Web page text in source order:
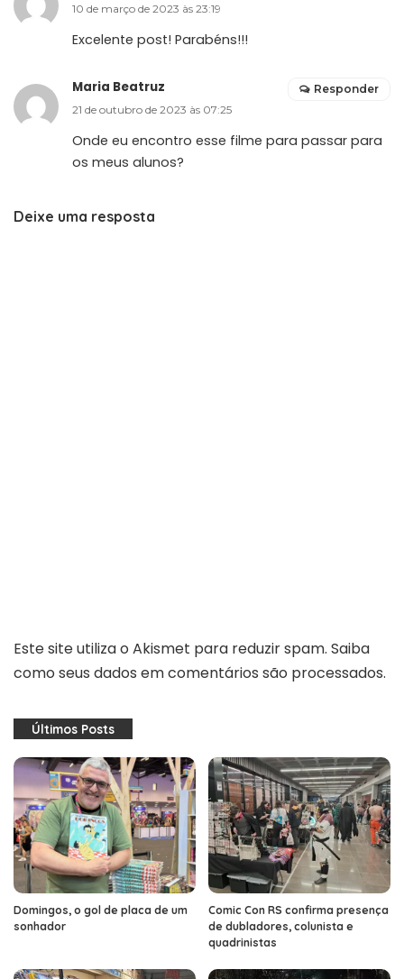
10 de março de 2023 às 23:19
Excelente post! Parabéns!!!
Maria Beatruz
21 de outubro de 2023 às 07:25
Onde eu encontro esse filme para passar para
os meus alunos?
Responder
Deixe uma resposta
Este site utiliza o Akismet para reduzir spam. Saiba
como seus dados em comentários são processados.
Últimos Posts
Domingos, o gol de placa de um
sonhador
Comic Con RS confirma presença
de dubladores, colunista e
quadrinistas